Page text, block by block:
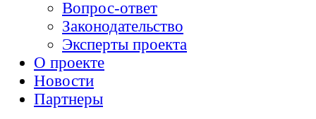
Вопрос-ответ
Законодательство
Эксперты проекта
О проекте
Новости
Партнеры